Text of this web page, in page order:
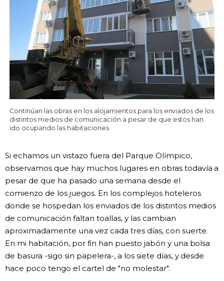
Continúan las obras en los alojamientos para los enviados de los
distintos medios de comunicación a pesar de que estos han
ido ocupando las habitaciones.
Si echamos un vistazo fuera del Parque Olímpico,
observamos que hay muchos lugares en obras todavía a
pesar de que ha pasado una semana desde el
comienzo de los juegos. En los complejos hoteleros
donde se hospedan los enviados de los distintos medios
de comunicación faltan toallas, y las cambian
aproximadamente una vez cada tres días, con suerte.
En mi habitación, por fin han puesto jabón y una bolsa
de basura -sigo sin papelera-, a los siete días, y desde
hace poco tengo el cartel de "no molestar".